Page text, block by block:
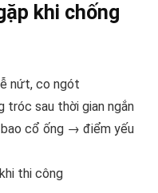
khi chống
nứt, co ngót
tróc sau thời gian ngắn
bao cổ ống → điểm yếu
thi công